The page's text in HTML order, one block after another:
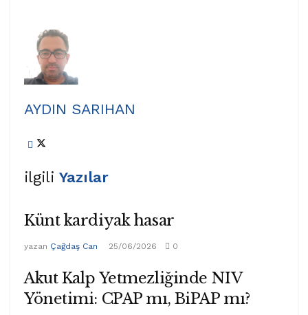
AYDIN SARIHAN
ilgili Yazılar
Künt kardiyak hasar
yazan Çağdaş Can 25/06/2026 0
Akut Kalp Yetmezliğinde NIV
Yönetimi: CPAP mı, BiPAP mı?